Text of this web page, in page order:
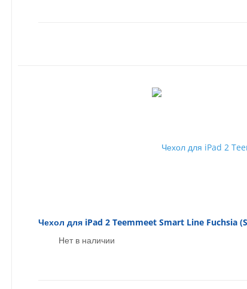
Чехол для iPad 2 Teemmeet Smart Line Fuchsia
Нет в наличии